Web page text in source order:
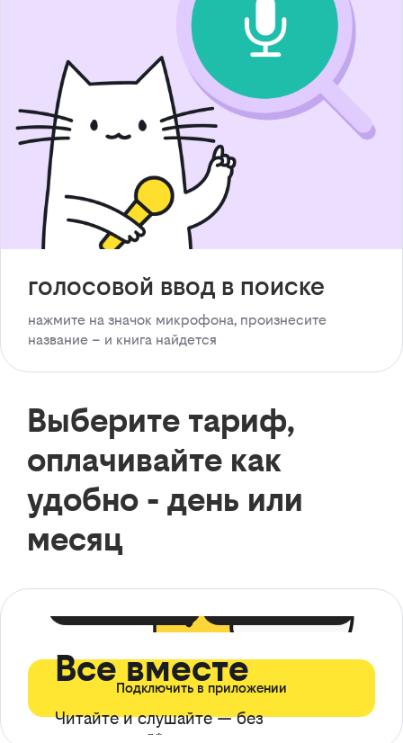
голосовой ввод в поиске
нажмите на значок микрофона, произнесите
название – и книга найдется
Выберите тариф,
оплачивайте как
удобно - день или
месяц
Все вместе
Читайте и слушайте — без
Подключить в приложении